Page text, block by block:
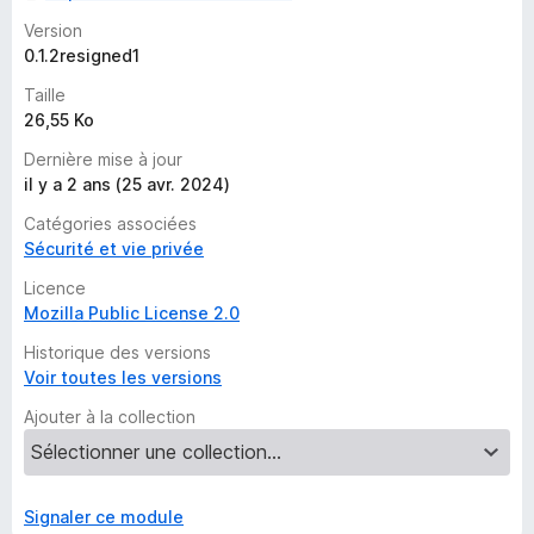
t
a
n
Version
0.1.2resigned1
Taille
26,55 Ko
Dernière mise à jour
il y a 2 ans (25 avr. 2024)
Catégories associées
Sécurité et vie privée
Licence
Mozilla Public License 2.0
Historique des versions
Voir toutes les versions
Ajouter à la collection
Signaler ce module